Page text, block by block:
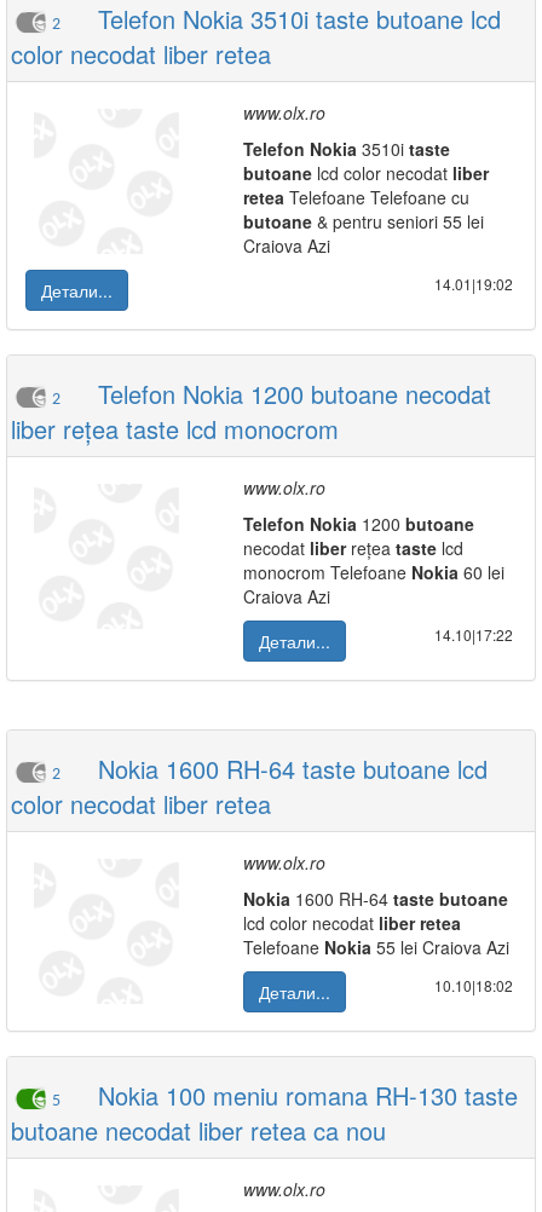
2
Telefon Nokia 3510i taste butoane lcd
color necodat liber retea
www.olx.ro
Telefon Nokia 3510i taste
butoane lcd color necodat liber
retea Telefoane Telefoane cu
butoane & pentru seniori 55 lei
Craiova Azi
Детали...
14.01|19:02
2
Telefon Nokia 1200 butoane necodat
liber rețea taste lcd monocrom
www.olx.ro
Telefon Nokia 1200 butoane
necodat liberrețea taste lcd
monocrom Telefoane Nokia 60 lei
Craiova Azi
Детали...
14.10|17:22
2
Nokia 1600 RH-64 taste butoane lcd
color necodat liber retea
www.olx.ro
Nokia 1600 RH-64 taste butoane
lcd color necodat liber retea
Telefoane Nokia 55 lei Craiova Azi
Детали...
10.10|18:02
5
Nokia 100 meniu romana RH-130 taste
butoane necodat liber retea ca nou
www.olx.ro